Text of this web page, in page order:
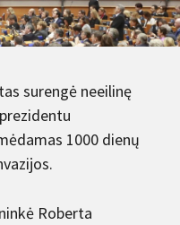
surengė neeilinę
1000 dienų
Roberta